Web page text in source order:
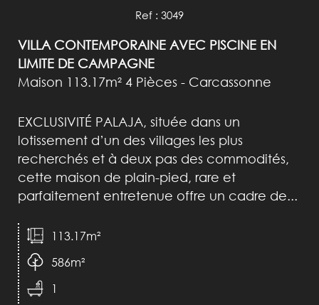
Ref : 3049
VILLA CONTEMPORAINE AVEC PISCINE EN
LIMITE DE CAMPAGNE
Maison 113.17m² 4 Pièces - Carcassonne
EXCLUSIVITÉ PALAJA, située dans un
lotissement d’un des villages les plus
recherchés et à deux pas des commodités,
cette maison de plain-pied, rare et
parfaitement entretenue offre un cadre de...
113.17m²
586m²
1